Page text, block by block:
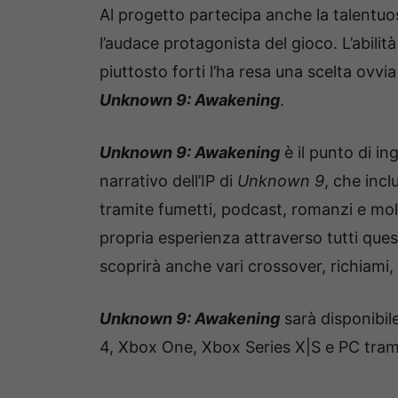
Al progetto partecipa anche la
l’audace protagonista del gioco.
piuttosto forti l’ha resa una scelta
Unknown 9: Awakening.
Unknown 9: Awakening è il punto di
narrativo dell’IP di Unknown 9, che
tramite fumetti, podcast, romanzi e
propria esperienza attraverso tutti
scoprirà anche vari crossover,
Unknown 9: Awakening sarà
4, Xbox One, Xbox Series X|S e PC